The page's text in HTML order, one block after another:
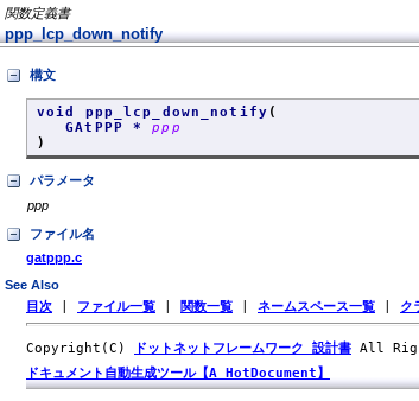
関数定義書
ppp_lcp_down_notify
構文
void ppp_lcp_down_notify (
GAtPPP *ppp
)
パラメータ
ppp
ファイル名
gatppp.c
See Also
目次 ファイル一覧 関数一覧 ネームスペース一覧 ク
Copyright(C) ドットネットフレームワーク 設計書 All
ドキュメント自動生成ツール【A HotDocument】